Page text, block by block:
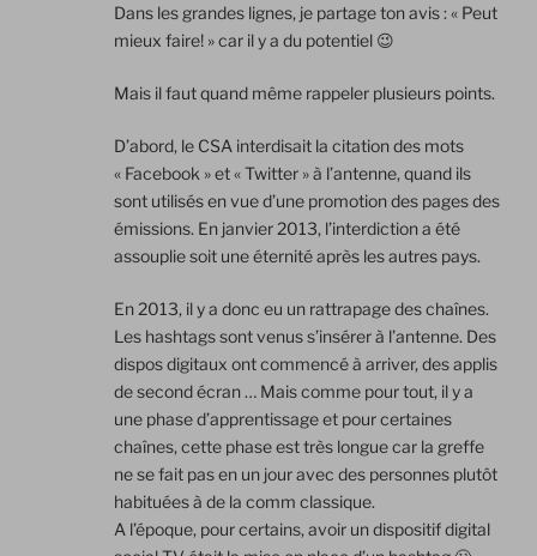
Dans les grandes lignes, je partage ton avis : « Peut
mieux faire! » car il y a du potentiel 😉
Mais il faut quand même rappeler plusieurs points.
D’abord, le CSA interdisait la citation des mots
« Facebook » et « Twitter » à l’antenne, quand ils
sont utilisés en vue d’une promotion des pages des
émissions. En janvier 2013, l’interdiction a été
assouplie soit une éternité après les autres pays.
En 2013, il y a donc eu un rattrapage des chaînes.
Les hashtags sont venus s’insérer à l’antenne. Des
dispos digitaux ont commencé à arriver, des applis
de second écran … Mais comme pour tout, il y a
une phase d’apprentissage et pour certaines
chaînes, cette phase est très longue car la greffe
ne se fait pas en un jour avec des personnes plutôt
habituées à de la comm classique.
A l’époque, pour certains, avoir un dispositif digital